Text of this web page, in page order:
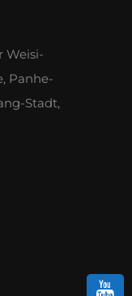
Weisi-
Panhe-
Stadt,